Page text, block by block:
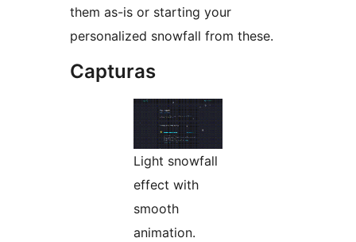
them as-is or starting your
personalized snowfall from these.
Capturas
Light snowfall
effect with
smooth
animation.